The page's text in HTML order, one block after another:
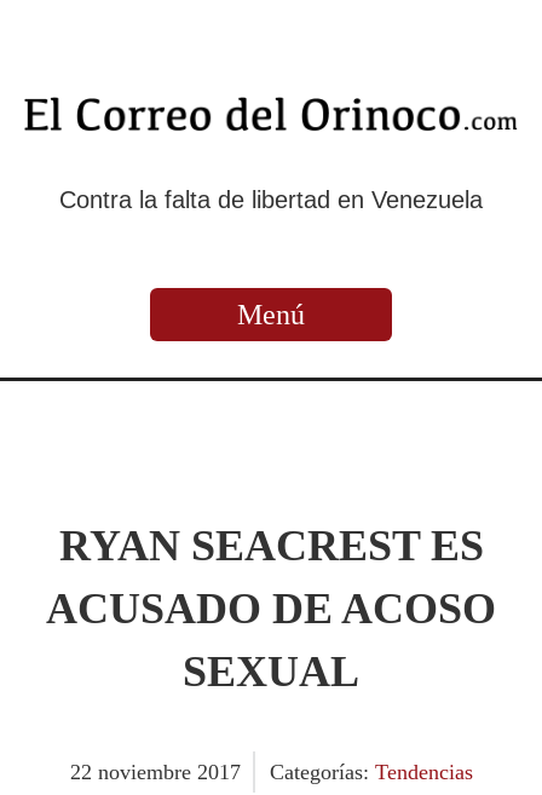
Contra la falta de libertad en Venezuela
Menú
RYAN SEACREST ES
ACUSADO DE ACOSO
SEXUAL
22 noviembre 2017 Categorías: Tendencias